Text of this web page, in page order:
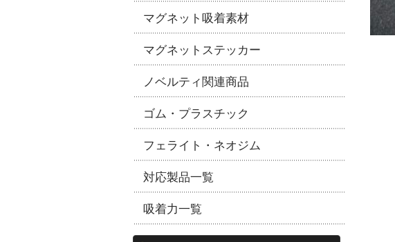
マグネット吸着素材
マグネットステッカー
ノベルティ関連商品
ゴム・プラスチック
フェライト・ネオジム
対応製品一覧
吸着力一覧